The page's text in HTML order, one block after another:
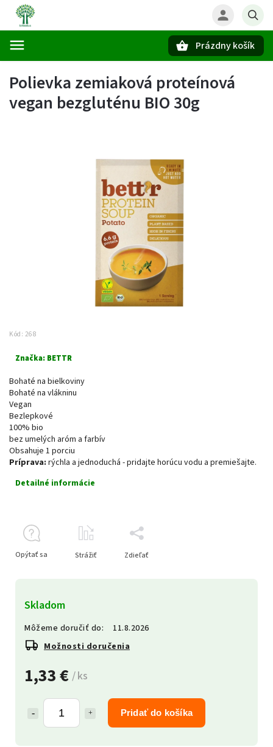
Prázdny košík
Polievka zemiaková proteínová
vegan bezgluténu BIO 30g
Kód: 268
Značka: BETTR
1,33 € / ks
Pridať do košíka
Skladom
Môžeme doručiť do:
11.8.2026
Možnosti doručenia
Bohaté na bielkoviny
Bohaté na vlákninu
Vegan
Bezlepkové
100% bio
bez umelých aróm a farbív
Obsahuje 1 porciu
Príprava: rýchla a jednoduchá - pridajte horúcu vodu a premiešajte.
Detailné informácie
Opýtať sa Strážiť Zdieľať